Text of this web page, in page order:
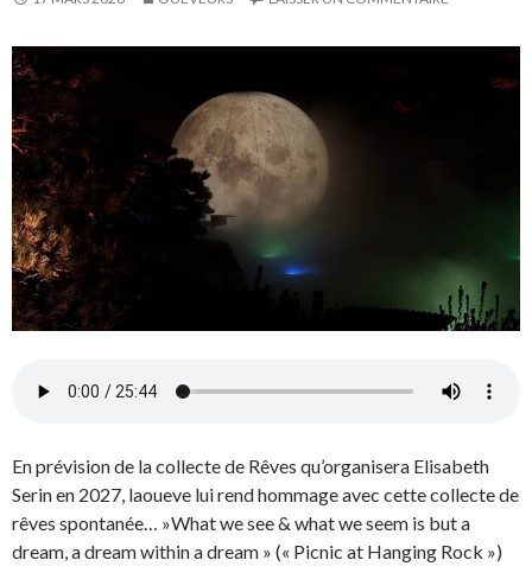
En prévision de la collecte de Rêves qu’organisera Elisabeth
Serin en 2027, laoueve lui rend hommage avec cette collecte de
rêves spontanée… »What we see & what we seem is but a
dream, a dream within a dream » (« Picnic at Hanging Rock »)